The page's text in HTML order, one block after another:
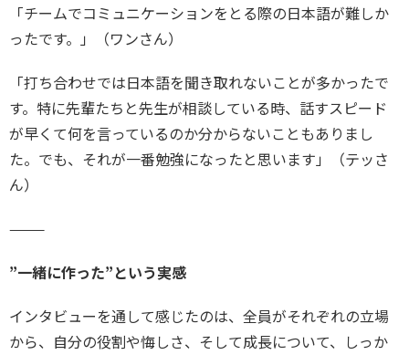
「チームでコミュニケーションをとる際の日本語が難しか
ったです。」（ワンさん）
「打ち合わせでは日本語を聞き取れないことが多かったで
す。特に先輩たちと先生が相談している時、話すスピード
が早くて何を言っているのか分からないこともありまし
た。でも、それが一番勉強になったと思います」（テッさ
ん）
⸻
”一緒に作った”という実感
インタビューを通して感じたのは、全員がそれぞれの立場
から、自分の役割や悔しさ、そして成長について、しっか